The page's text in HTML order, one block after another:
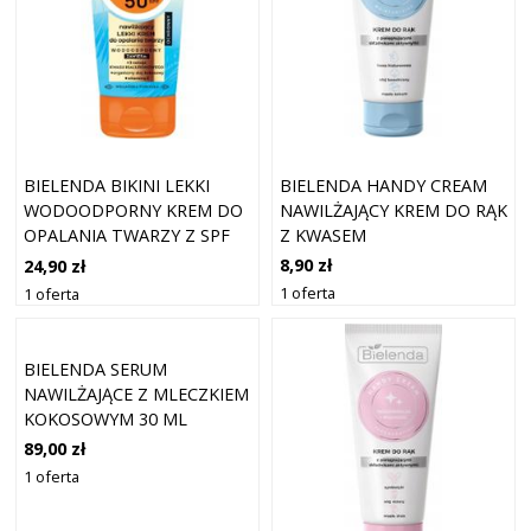
BIELENDA BIKINI LEKKI
WODOODPORNY KREM DO
OPALANIA TWARZY Z SPF
50 50ML
24,90 zł
1 oferta
BIELENDA HANDY CREAM
NAWILŻAJĄCY KREM DO RĄK
Z KWASEM
HIALURONOWYM 50ML
8,90 zł
1 oferta
BIELENDA SERUM
NAWILŻAJĄCE Z MLECZKIEM
KOKOSOWYM 30 ML
89,00 zł
1 oferta